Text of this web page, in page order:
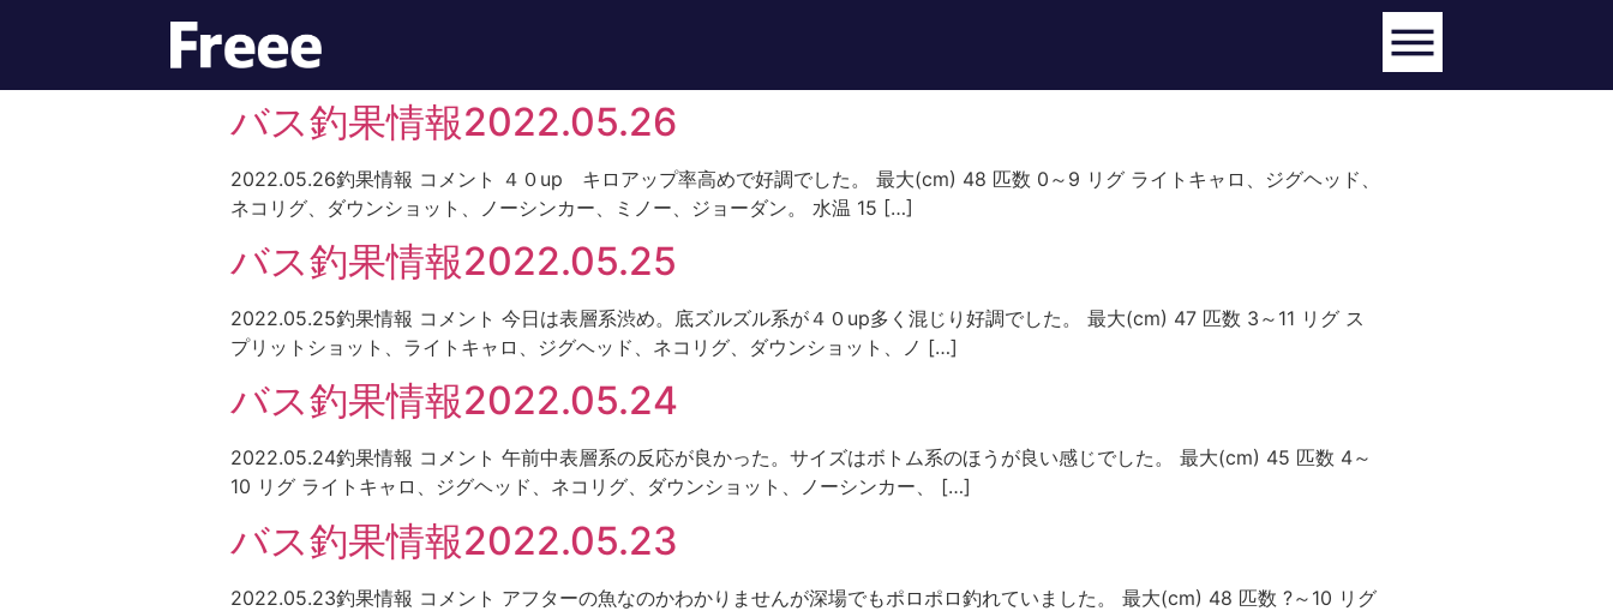
バス釣果情報2022.05.26
2022.05.26釣果情報 コメント ４０up キロアップ率高めで好調でした。 最大(cm) 48 匹数 0～9 リグ ライトキャロ、ジグヘッド、
ネコリグ、ダウンショット、ノーシンカー、ミノー、ジョーダン。 水温 15 […]
バス釣果情報2022.05.25
2022.05.25釣果情報 コメント 今日は表層系渋め。底ズルズル系が４０up多く混じり好調でした。 最大(cm) 47 匹数 3～11 リグ ス
プリットショット、ライトキャロ、ジグヘッド、ネコリグ、ダウンショット、ノ […]
バス釣果情報2022.05.24
2022.05.24釣果情報 コメント 午前中表層系の反応が良かった。サイズはボトム系のほうが良い感じでした。 最大(cm) 45 匹数 4～
10 リグ ライトキャロ、ジグヘッド、ネコリグ、ダウンショット、ノーシンカー、 […]
バス釣果情報2022.05.23
2022.05.23釣果情報 コメント アフターの魚なのかわかりませんが深場でもポロポロ釣れていました。 最大(cm) 48 匹数 ?～10 リグ